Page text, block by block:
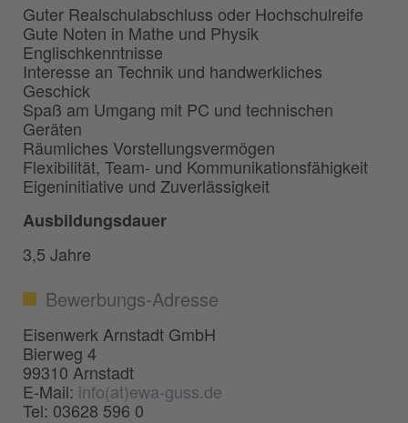
Guter Realschulabschluss oder Hochschulreife
Gute Noten in Mathe und Physik
Englischkenntnisse
Interesse an Technik und handwerkliches
Geschick
Spaß am Umgang mit PC und technischen
Geräten
Räumliches Vorstellungsvermögen
Flexibilität, Team- und Kommunikationsfähigkeit
Eigeninitiative und Zuverlässigkeit
Ausbildungsdauer
3,5 Jahre
Bewerbungs-Adresse
Eisenwerk Arnstadt GmbH
Bierweg 4
99310 Arnstadt
E-Mail: info(at)ewa-guss.de
Tel: 03628 596 0